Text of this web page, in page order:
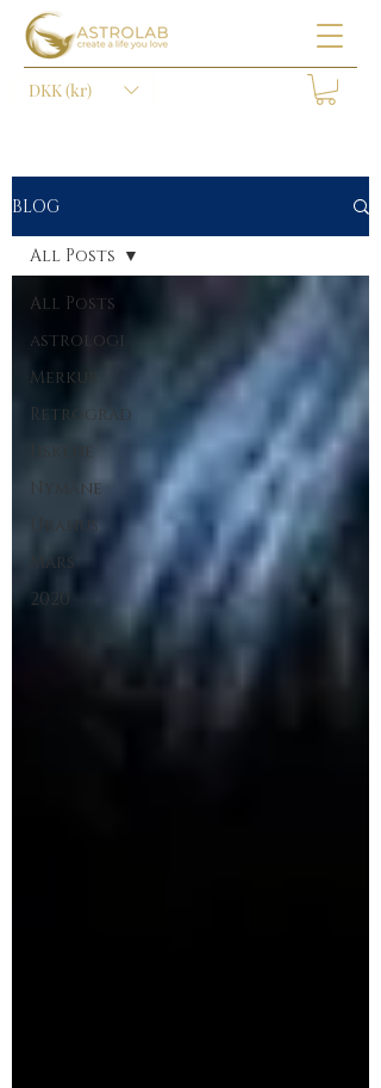
DKK (kr)
BLOG
All Posts
astrologi
Merkur
Retrograd
Fiskene
Nymåne
Uranus
Mars
2020
All Posts